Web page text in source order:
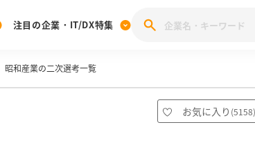
[27卒] 本選考体験記投稿キャンペーン
注目の企業・IT/DX特集
28卒
昭和産業の二次選考一覧
お気に入り (5158)